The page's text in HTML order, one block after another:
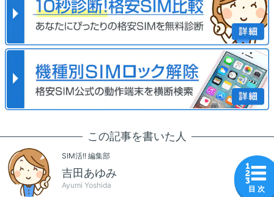
この記事を書いた人
SIM活!! 編集部
吉田あゆみ
Ayumi Yoshida 目 次